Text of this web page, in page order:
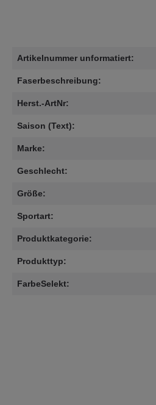
Artikelnummer unformatiert:
Faserbeschreibung:
Herst.-ArtNr:
Saison (Text):
Marke:
Geschlecht:
Größe:
Sportart:
Produktkategorie:
Produkttyp:
FarbeSelekt: